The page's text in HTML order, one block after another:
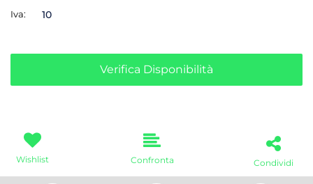
Iva: 10
Verifica Disponibilità
Wishlist Confronta Condividi